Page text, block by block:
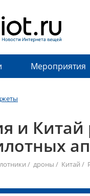
Мероприятия
и
/ дроны / Китай /